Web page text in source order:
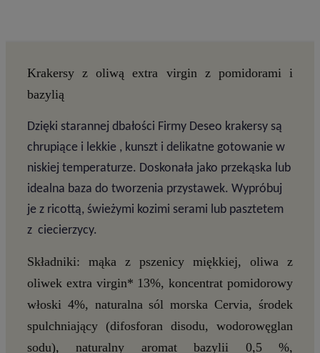
Krakersy z oliwą extra virgin z pomidorami i
bazylią
Dzięki starannej dbałości Firmy Deseo krakersy są
chrupiące i lekkie , kunszt i delikatne gotowanie w
niskiej temperaturze. Doskonała jako przekąska lub
idealna baza do tworzenia przystawek. Wypróbuj
je z ricottą, świeżymi kozimi serami lub pasztetem
z ciecierzycy.
Składniki: mąka z pszenicy miękkiej, oliwa z
oliwek extra virgin* 13%, koncentrat pomidorowy
włoski 4%, naturalna sól morska Cervia, środek
spulchniający (difosforan disodu, wodorowęglan
sodu), naturalny aromat bazylii 0,5 %,